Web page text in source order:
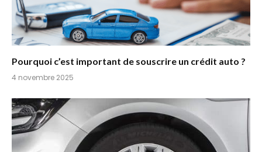
Pourquoi c’est important de souscrire un crédit auto ?
4 novembre 2025